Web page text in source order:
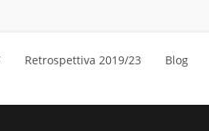
Retrospettiva 2019/23 Blog